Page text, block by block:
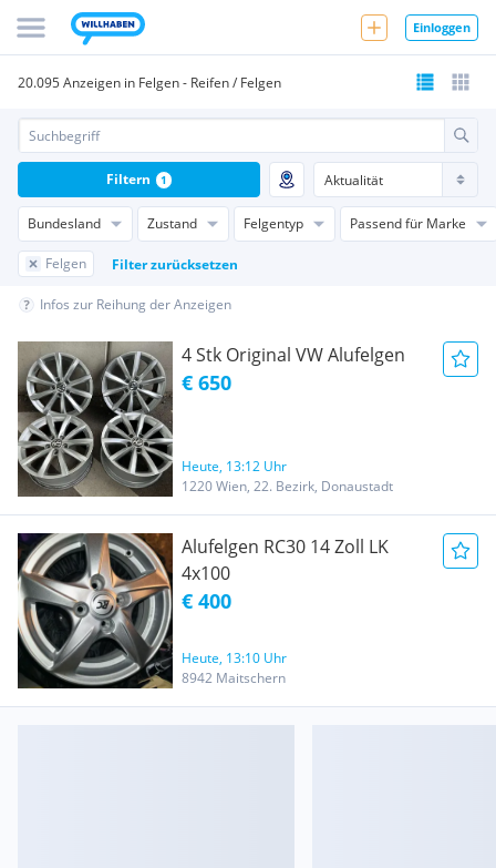
Einloggen
20.095 Anzeigen in Felgen - Reifen / Felgen
Bundesland Zustand Felgentyp Passend für Marke
Felgen Filter zurücksetzen
Filtern 1
Infos zur Reihung der Anzeigen
4 Stk Original VW Alufelgen
€ 650
Heute, 13:12 Uhr
1220 Wien, 22. Bezirk, Donaustadt
Alufelgen RC30 14 Zoll LK
4x100
€ 400
Heute, 13:10 Uhr
8942 Maitschern